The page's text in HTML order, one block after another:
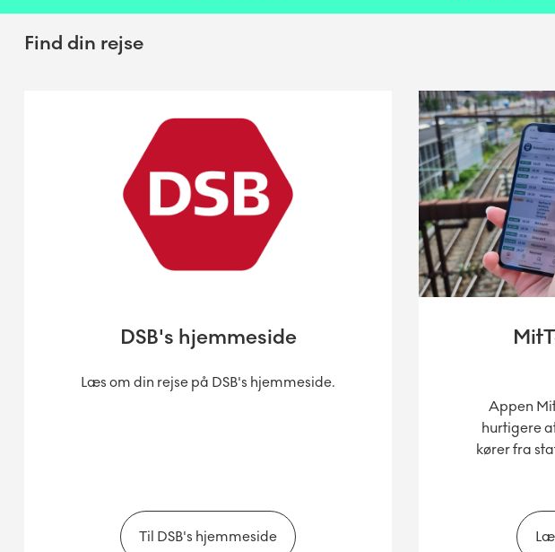
Find din rejse
DSB's hjemmeside
Læs om din rejse på DSB's hjemmeside.
Til DSB's hjemmeside
Appen
hurtigere
kører fra